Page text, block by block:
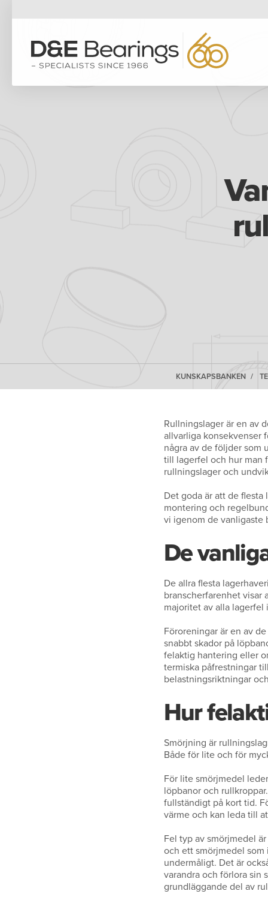
KUNSKAPSBANKEN
Rullningslager är en av
allvarliga konsekvenser
några av de följder som
till lagerfel och hur man
rullningslager och
Det goda är att de
montering och
vi igenom de vanligaste
De
De allra flesta
branscherfarenhet visar
majoritet av alla lagerfel
Föroreningar är en av
snabbt skador på
felaktig hantering eller
termiska påfrestningar
belastningsriktningar
Hur
Smörjning är
Både för lite och för
För lite smörjmedel
löpbanor och
fullständigt på kort tid.
värme och kan leda till
Fel typ av smörjmedel
och ett smörjmedel som
undermåligt. Det är
varandra och förlora sin
grundläggande del av